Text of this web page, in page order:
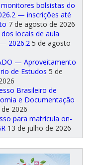
bolsistas do
— inscrições até
7 de agosto de 2026
locais de aula
2026.2 5 de agosto
— Aproveitamento
de Estudos 5 de
Brasileiro de
e Documentação
2026
para matrícula on-
13 de julho de 2026